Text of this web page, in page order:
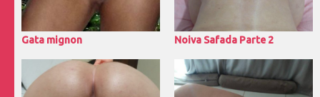
Gata mignon Noiva Safada Parte 2